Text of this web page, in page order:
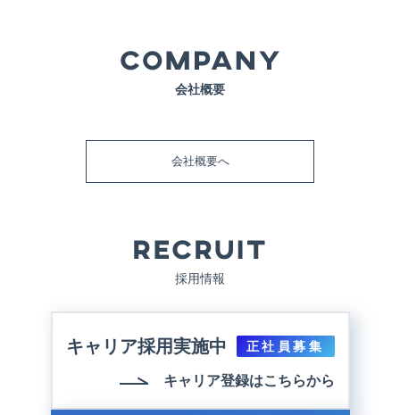
会社概要
会社概要へ
採用情報
キャリア採用実施中 正社員募集
キャリア登録はこちらから